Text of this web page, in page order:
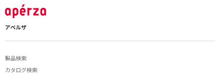
アペルザ
製品検索
カタログ検索